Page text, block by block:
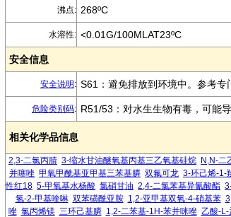
沸点: 268ºC
水溶性: <0.01G/100MLAT23ºC
安全信息
安全说明 : S61：避免排放到环境中。参考专
危险类别码: R51/53：对水生生物有毒，可能
相关化学品信息
2,3-二氯丙腈 3-缩水甘油醚氧基丙基三乙氧基硅烷 N,N-二
并噻唑 甲氧甲酰基亚甲基三苯基膦 双氟可龙 3-环己烯-1-
性红18 5-甲氧基水杨酸 氯硝甘油 2,4-二氯苯基异氰酸酯
氢-2-甲基喹啉 双苯磺酰亚胺 1,2-亚甲基双氧-4-硝基苯
唑 氯丙烯镁 三环己基膦 1,2-二苯基-1H-苯并咪唑 乙酸-L-